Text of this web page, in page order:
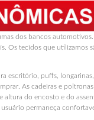
Cadeiras
Gerente
dos bancos
Os tecidos que utilizamos
escritório, puffs,
As cadeiras e
altura do encosto e do
permaneça